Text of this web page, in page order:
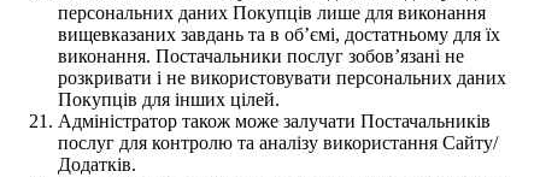
персональних даних Покупців лише для виконання
вищевказаних завдань та в об’ємі, достатньому для їх
виконання. Постачальники послуг зобов’язані не
розкривати і не використовувати персональних даних
Покупців для інших цілей.
Адміністратор також може залучати Постачальників
послуг для контролю та аналізу використання Сайту/
Додатків.